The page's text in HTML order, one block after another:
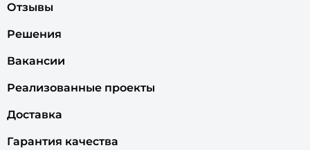
Отзывы
Решения
Вакансии
Реализованные проекты
Доставка
Гарантия качества